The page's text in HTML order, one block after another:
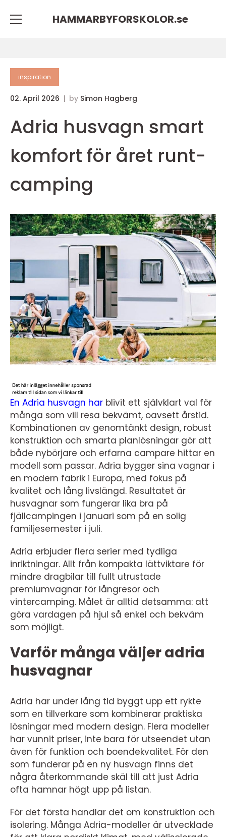
HAMMARBYFORSKOLOR.se
inspiration
02. April 2026 by Simon Hagberg
Adria husvagn smart
komfort för året runt-
camping
En Adria husvagn har blivit ett självklart val för
många som vill resa bekvämt, oavsett årstid.
Kombinationen av genomtänkt design, robust
konstruktion och smarta planlösningar gör att
både nybörjare och erfarna campare hittar en
modell som passar. Adria bygger sina vagnar i
en modern fabrik i Europa, med fokus på
kvalitet och lång livslängd. Resultatet är
husvagnar som fungerar lika bra på
fjällcampingen i januari som på en solig
familjesemester i juli.
Adria erbjuder flera serier med tydliga
inriktningar. Allt från kompakta lättviktare för
mindre dragbilar till fullt utrustade
premiumvagnar för långresor och
vintercamping. Målet är alltid detsamma: att
göra vardagen på hjul så enkel och bekväm
som möjligt.
Varför många väljer adria
husvagnar
Adria har under lång tid byggt upp ett rykte
som en tillverkare som kombinerar praktiska
lösningar med modern design. Flera modeller
har vunnit priser, inte bara för utseendet utan
även för funktion och boendekvalitet. För den
som funderar på en ny husvagn finns det
några återkommande skäl till att just Adria
ofta hamnar högt upp på listan.
För det första handlar det om konstruktion och
isolering. Många Adria-modeller är utvecklade